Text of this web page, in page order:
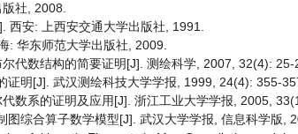
社, 2008.
安: 上西安交通大学出版社, 1991.
: 华东师范大学出版社, 2009.
代数结构的简要证明[J]. 测绘科学, 2007, 32(4): 25-
明[J]. 武汉测绘科技大学学报, 1999, 24(4): 355-
数系的证明及应用[J]. 浙江工业大学学报, 2005,
综合算子数学模型[J]. 武汉大学学报, 信息科学版,